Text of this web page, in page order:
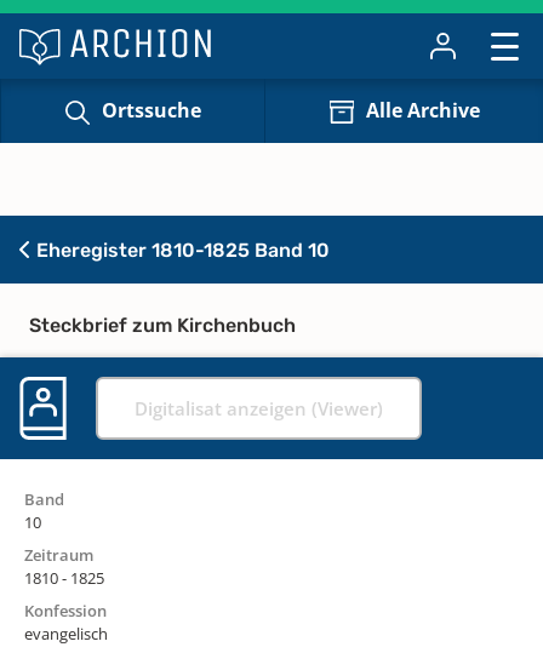
Ortssuche Alle Archive
Eheregister 1810-1825 Band 10
Steckbrief zum Kirchenbuch
Digitalisat anzeigen (Viewer)
Band
10
Zeitraum
1810 - 1825
Konfession
evangelisch